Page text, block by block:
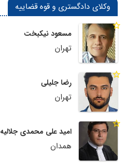
وکلای دادگستری و قوه قضاییه
مسعود نیکبخت
تهران
رضا جلیلی
تهران
امید علی محمدی جلالیه
همدان